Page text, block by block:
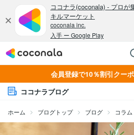
会員登録で10％割引クー
ココナラブログ
ホーム ブログトップ ブログ コラム